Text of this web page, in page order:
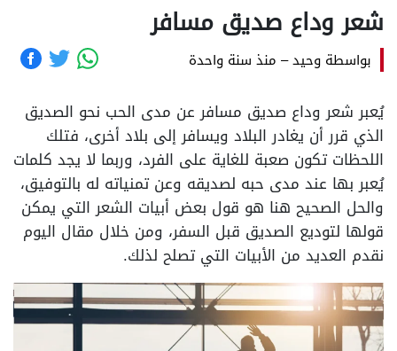
شعر وداع صديق مسافر
بواسطة وحيد– منذ سنة واحدة
يُعبر شعر وداع صديق مسافر عن مدى الحب نحو الصديق
الذي قرر أن يغادر البلاد ويسافر إلى بلاد أخرى، فتلك
اللحظات تكون صعبة للغاية على الفرد، وربما لا يجد كلمات
يُعبر بها عند مدى حبه لصديقه وعن تمنياته له بالتوفيق،
والحل الصحيح هنا هو قول بعض أبيات الشعر التي يمكن
قولها لتوديع الصديق قبل السفر، ومن خلال مقال اليوم
نقدم العديد من الأبيات التي تصلح لذلك.